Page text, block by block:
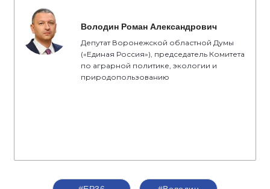
Володин Роман Александрович
Депутат Воронежской областной Думы
(«Единая Россия»), председатель Комитета
по аграрной политике, экологии и
природопользованию